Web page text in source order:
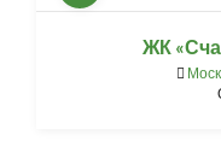
ЖК